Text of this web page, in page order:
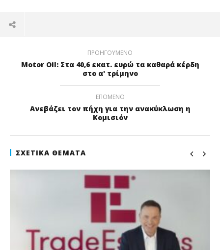
ΠΡΟΗΓΟΎΜΕΝΟ
Motor Oil: Στα 40,6 εκατ. ευρώ τα καθαρά κέρδη
στο α' τρίμηνο
ΕΠΌΜΕΝΟ
Ανεβάζει τον πήχη για την ανακύκλωση η
Κομισιόν
ΣΧΕΤΙΚΆ ΘΈΜΑΤΑ